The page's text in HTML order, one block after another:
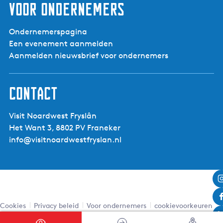
Door dorpjes
Ja
(vlak)
Voor ondernemers
Ondernemerspagina
Een evenement aanmelden
Aanmelden nieuwsbrief voor ondernemers
Contact
Visit Noardwest Fryslân
Het Want 3, 8802 PV Franeker
info@visitnoardwestfryslan.nl
Cookies Privacy beleid Voor ondernemers cookievoorkeuren